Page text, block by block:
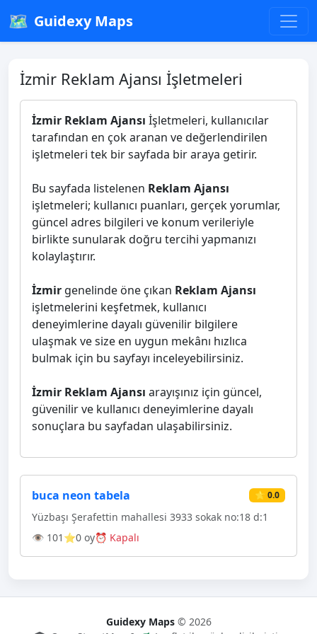
🗺️ Guidexy Maps
İzmir Reklam Ajansı İşletmeleri
İzmir Reklam Ajansı İşletmeleri, kullanıcılar
tarafından en çok aranan ve değerlendirilen
işletmeleri tek bir sayfada bir araya getirir.
Bu sayfada listelenen Reklam Ajansı
işletmeleri; kullanıcı puanları, gerçek yorumlar,
güncel adres bilgileri ve konum verileriyle
birlikte sunularak doğru tercihi yapmanızı
kolaylaştırır.
İzmir genelinde öne çıkan Reklam Ajansı
işletmelerini keşfetmek, kullanıcı
deneyimlerine dayalı güvenilir bilgilere
ulaşmak ve size en uygun mekânı hızlıca
bulmak için bu sayfayı inceleyebilirsiniz.
İzmir Reklam Ajansı arayışınız için güncel,
güvenilir ve kullanıcı deneyimlerine dayalı
sonuçlara bu sayfadan ulaşabilirsiniz.
buca neon tabela ⭐ 0.0
Yüzbaşı Şerafettin mahallesi 3933 sokak no:18 d:1
👁 101 ⭐0 oy⏰ Kapalı
Guidexy Maps© 2026